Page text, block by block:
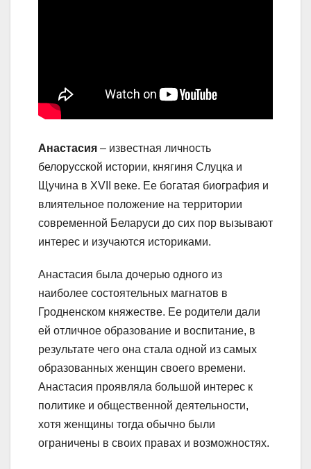
Анастасия – известная личность
белорусской истории, княгиня Слуцка и
Щучина в XVII веке. Ее богатая биография и
влиятельное положение на территории
современной Беларуси до сих пор вызывают
интерес и изучаются историками.
Анастасия была дочерью одного из
наиболее состоятельных магнатов в
Гродненском княжестве. Ее родители дали
ей отличное образование и воспитание, в
результате чего она стала одной из самых
образованных женщин своего времени.
Анастасия проявляла большой интерес к
политике и общественной деятельности,
хотя женщины тогда обычно были
ограничены в своих правах и возможностях.